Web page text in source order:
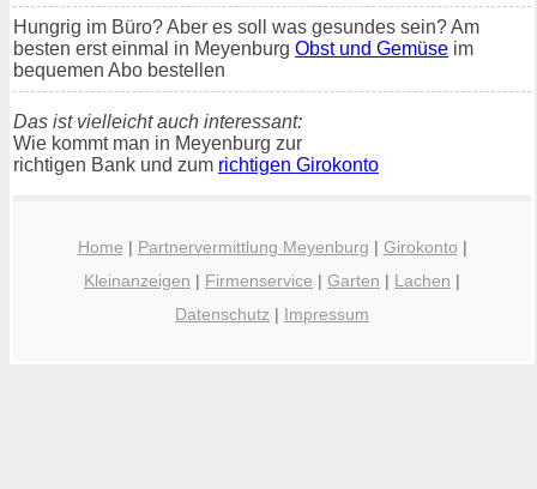
Hungrig im Büro? Aber es soll was gesundes sein? Am
besten erst einmal in Meyenburg Obst und Gemüse im
bequemen Abo bestellen
Das ist vielleicht auch interessant:
Wie kommt man in Meyenburg zur
richtigen Bank und zum richtigen Girokonto
Home | Partnervermittlung Meyenburg | Girokonto |
Kleinanzeigen | Firmenservice | Garten | Lachen |
Datenschutz | Impressum